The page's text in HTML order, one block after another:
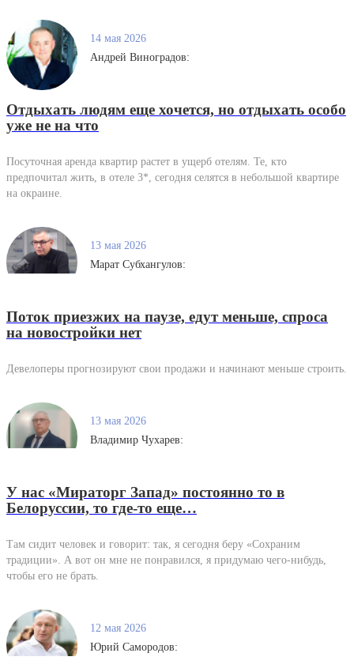
14 мая 2026
Андрей Виноградов:
Отдыхать людям еще хочется, но отдыхать особо
уже не на что
Посуточная аренда квартир растет в ущерб отелям. Те, кто
предпочитал жить, в отеле 3*, сегодня селятся в небольшой квартире
на окраине.
13 мая 2026
Марат Субхангулов:
Поток приезжих на паузе, едут меньше, спроса
на новостройки нет
Девелоперы прогнозируют свои продажи и начинают меньше строить.
13 мая 2026
Владимир Чухарев:
У нас «Мираторг Запад» постоянно то в
Белоруссии, то где-то еще…
Там сидит человек и говорит: так, я сегодня беру «Сохраним
традиции». А вот он мне не понравился, я придумаю чего-нибудь,
чтобы его не брать.
12 мая 2026
Юрий Самородов: